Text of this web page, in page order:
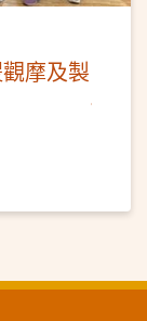
摩及製